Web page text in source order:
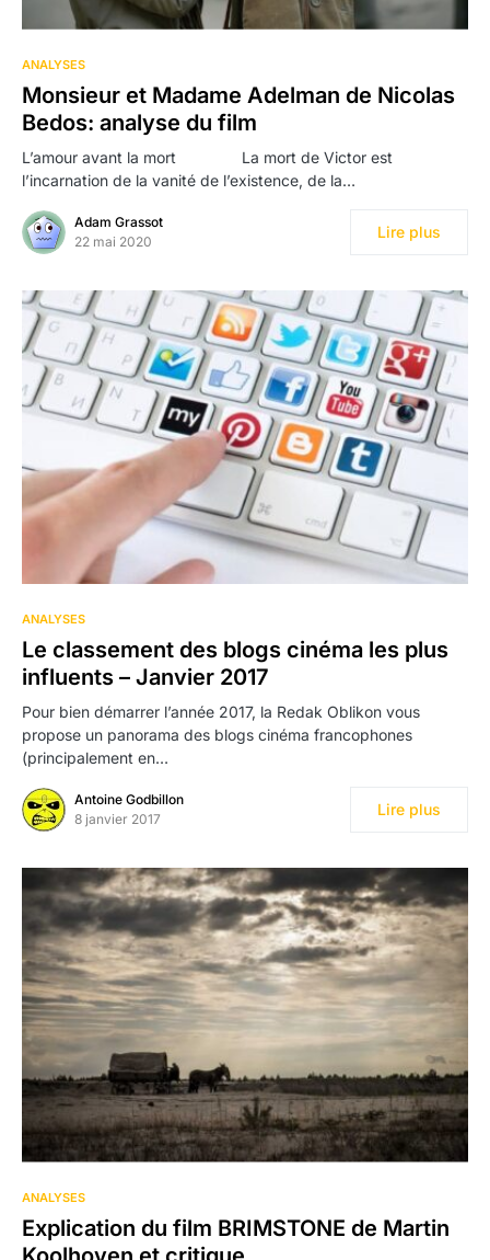
ANALYSES
Monsieur et Madame Adelman de Nicolas
Bedos: analyse du film
L’amour avant la mort La mort de Victor est
l’incarnation de la vanité de l’existence, de la…
Adam Grassot
22 mai 2020
Lire plus
ANALYSES
Le classement des blogs cinéma les plus
influents – Janvier 2017
Pour bien démarrer l’année 2017, la Redak Oblikon vous
propose un panorama des blogs cinéma francophones
(principalement en…
Antoine Godbillon
8 janvier 2017
Lire plus
ANALYSES
Explication du film BRIMSTONE de Martin